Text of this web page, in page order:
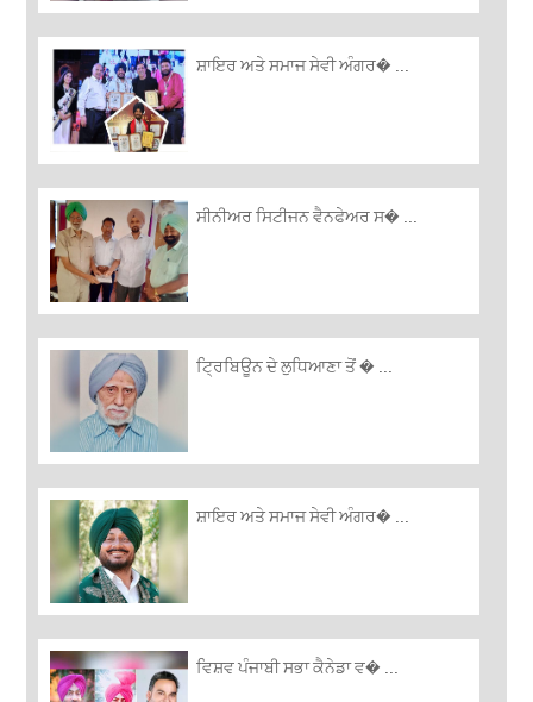
ਸ਼ਾਇਰ ਅਤੇ ਸਮਾਜ ਸੇਵੀ ਅੰਗਰ� ...
ਸੀਨੀਅਰ ਸਿਟੀਜਨ ਵੈਨਫੇਅਰ ਸ� ...
ਟ੍ਰਿਬਿਊਨ ਦੇ ਲੁਧਿਆਣਾ ਤੋਂ � ...
ਸ਼ਾਇਰ ਅਤੇ ਸਮਾਜ ਸੇਵੀ ਅੰਗਰ� ...
ਵਿਸ਼ਵ ਪੰਜਾਬੀ ਸਭਾ ਕੈਨੇਡਾ ਵ� ...